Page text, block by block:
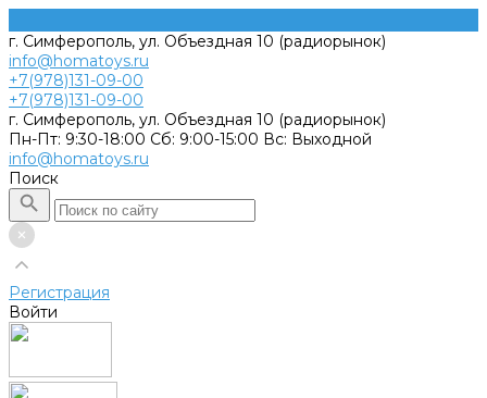
г. Симферополь, ул. Объездная 10 (радиорынок)
info@homatoys.ru
+7(978)131-09-00
+7(978)131-09-00
г. Симферополь, ул. Объездная 10 (радиорынок)
Пн-Пт: 9:30-18:00 Cб: 9:00-15:00 Вс: Выходной
info@homatoys.ru
Поиск
Регистрация
Войти